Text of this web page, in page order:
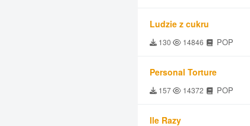
Ludzie z cukru
130 14846 POP
Personal Torture
157 14372 POP
Ile Razy